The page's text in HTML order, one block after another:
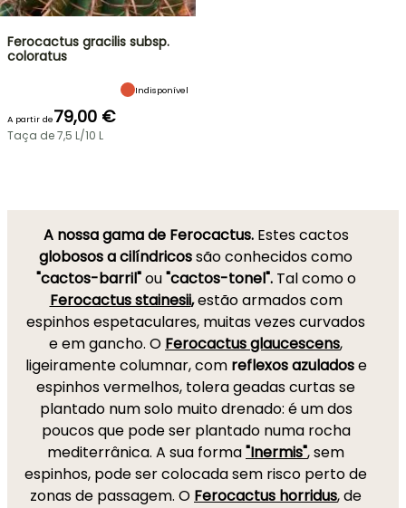
Ferocactus gracilis subsp.
coloratus
Indisponível
A partir de79,00 €
Taça de 7,5 L/10 L
A nossa gama de Ferocactus.Estes cactos
globososa cilíndricossão conhecidos como
"cactos-barril"ou"cactos-tonel".Tal como o
Ferocactus stainesii,estão armados com
espinhos espetaculares, muitas vezes curvados
e em gancho. O Ferocactus glaucescens,
ligeiramente columnar, com reflexos azuladose
espinhos vermelhos, tolera geadas curtas se
plantado num solo muito drenado: é um dos
poucos que pode ser plantado numa rocha
mediterrânica. A sua forma"Inermis", sem
espinhos, pode ser colocada sem risco perto de
zonas de passagem. O Ferocactus horridus, de